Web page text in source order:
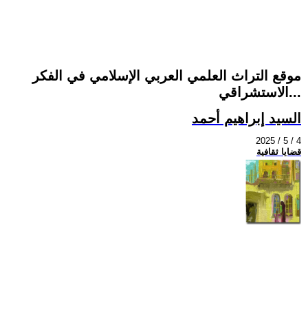
موقع التراث العلمي العربي الإسلامي في الفكر
الاستشراقي...
السيد إبراهيم أحمد
2025 / 5 / 4
قضايا ثقافية